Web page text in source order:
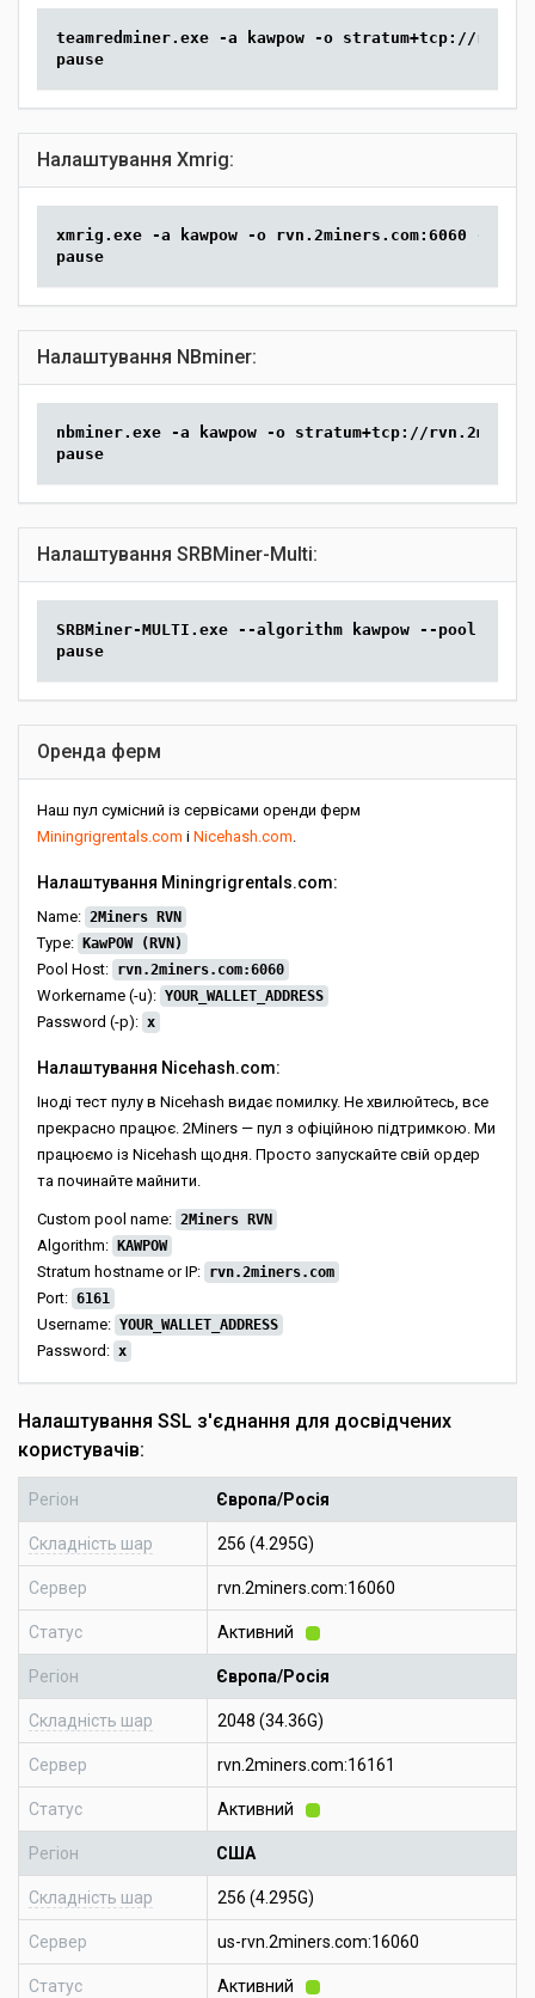
teamredminer.exe -a kawpow -o stratum+tcp://
pause
Налаштування Xmrig:
xmrig.exe -a kawpow -o rvn.2miners.com:6060 -u
pause
Налаштування NBminer:
nbminer.exe -a kawpow -o stratum+tcp://
pause
Налаштування SRBMiner-Multi:
SRBMiner-MULTI.exe --algorithm kawpow --pool
pause
Оренда ферм
Наш пул сумісний із сервісами оренди ферм
Miningrigrentals.com і Nicehash.com.
Налаштування Miningrigrentals.com:
Name: 2Miners RVN
Type: KawPOW (RVN)
Pool Host: rvn.2miners.com:6060
Workername (-u): YOUR_WALLET_ADDRESS
Password (-p): x
Налаштування Nicehash.com:
Іноді тест пулу в Nicehash видає помилку. Не хвилюйтесь, все
прекрасно працює. 2Miners — пул з офіційною підтримкою. Ми
працюємо із Nicehash щодня. Просто запускайте свій ордер
та починайте майнити.
Custom pool name: 2Miners RVN
Algorithm: KAWPOW
Stratum hostname or IP: rvn.2miners.com
Port: 6161
Username: YOUR_WALLET_ADDRESS
Password: x
Налаштування SSL з'єднання для досвідчених
користувачів:
Регіон Європа/Росія
Складність шар 256 (4.295G)
Сервер rvn.2miners.com:16060
Статус Активний
Регіон Європа/Росія
Складність шар 2048 (34.36G)
Сервер rvn.2miners.com:16161
Статус Активний
Регіон США
Складність шар 256 (4.295G)
Сервер us-rvn.2miners.com:16060
Статус Активний